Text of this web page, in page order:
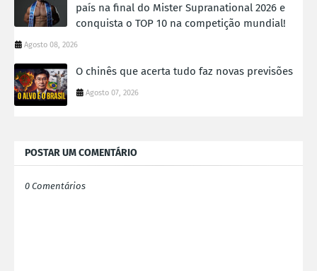
país na final do Mister Supranational 2026 e
conquista o TOP 10 na competição mundial!
Agosto 08, 2026
O chinês que acerta tudo faz novas previsões
Agosto 07, 2026
POSTAR UM COMENTÁRIO
0 Comentários